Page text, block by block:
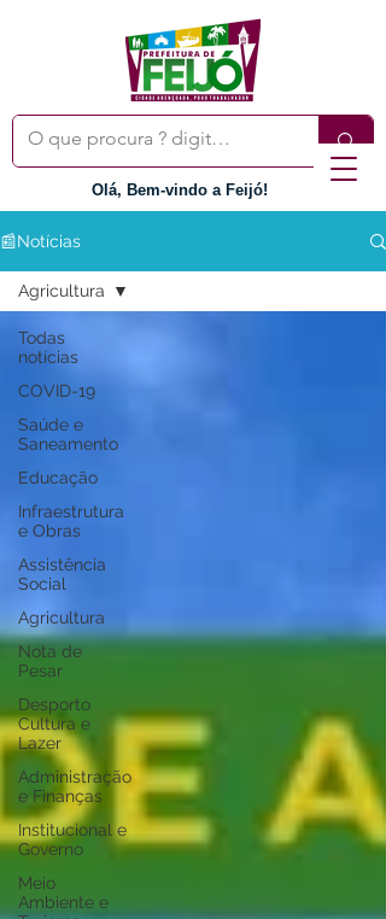
Olá, Bem-vindo a Feijó!
📰Notícias
Todas
notícias
COVID-19
Saúde e
Saneamento
Educação
Infraestrutura
e Obras
Assistência
Social
Agricultura
Nota de
Pesar
Desporto
Cultura e
Lazer
Administração
e Finanças
Institucional e
Governo
Meio
Ambiente e
Agricultura